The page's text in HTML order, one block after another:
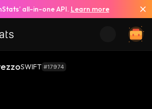
all-in-one API. Learn more
SWIFT #17974